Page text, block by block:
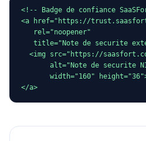
<!-- Badge de confiance
<a href="https://
   rel="noopener"
title="Note de securite
<img src="https://
alt="Note de securite
width="160"
</a>